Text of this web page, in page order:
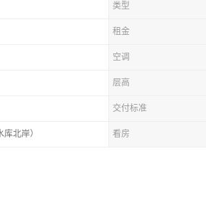
类型
租金
空调
层高
交付标准
北岸） 看房